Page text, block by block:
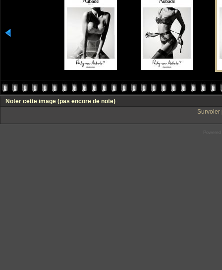
Noter cette image (pas encore de note)
Survoler